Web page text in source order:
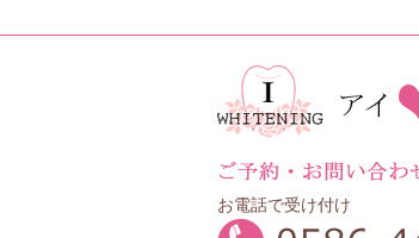
お電話で受け付け